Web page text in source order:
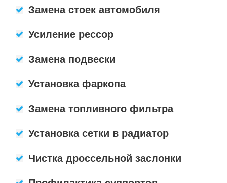
Замена стоек автомобиля
Усиление рессор
Замена подвески
Установка фаркопа
Замена топливного фильтра
Установка сетки в радиатор
Чистка дроссельной заслонки